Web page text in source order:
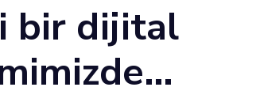
bir dijital